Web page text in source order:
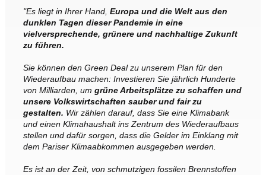
"Es liegt in Ihrer Hand, Europa und die Welt aus den
dunklen Tagen dieser Pandemie in eine
vielversprechende, grünere und nachhaltige Zukunft
zu führen.
Sie können den Green Deal zu unserem Plan für den
Wiederaufbau machen: Investieren Sie jährlich Hunderte
von Milliarden, um grüne Arbeitsplätze zu schaffen und
unsere Volkswirtschaften sauber und fair zu
gestalten. Wir zählen darauf, dass Sie eine Klimabank
und einen Klimahaushalt ins Zentrum des Wiederaufbaus
stellen und dafür sorgen, dass die Gelder im Einklang mit
dem Pariser Klimaabkommen ausgegeben werden.
Es ist an der Zeit, von schmutzigen fossilen Brennstoffen